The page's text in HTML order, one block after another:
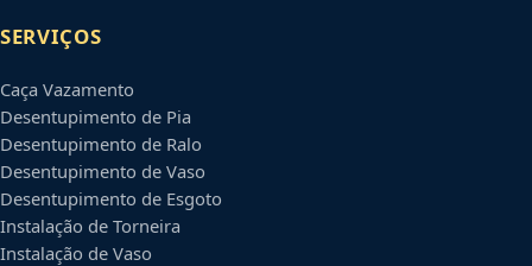
SERVIÇOS
Caça Vazamento
Desentupimento de Pia
Desentupimento de Ralo
Desentupimento de Vaso
Desentupimento de Esgoto
Instalação de Torneira
Instalação de Vaso